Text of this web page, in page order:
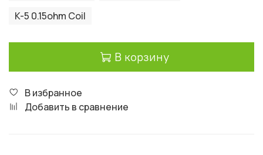
K-5 0.15ohm Coil
В корзину
В избранное
Добавить в сравнение